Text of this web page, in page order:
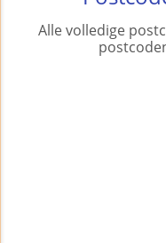
Alle volledige